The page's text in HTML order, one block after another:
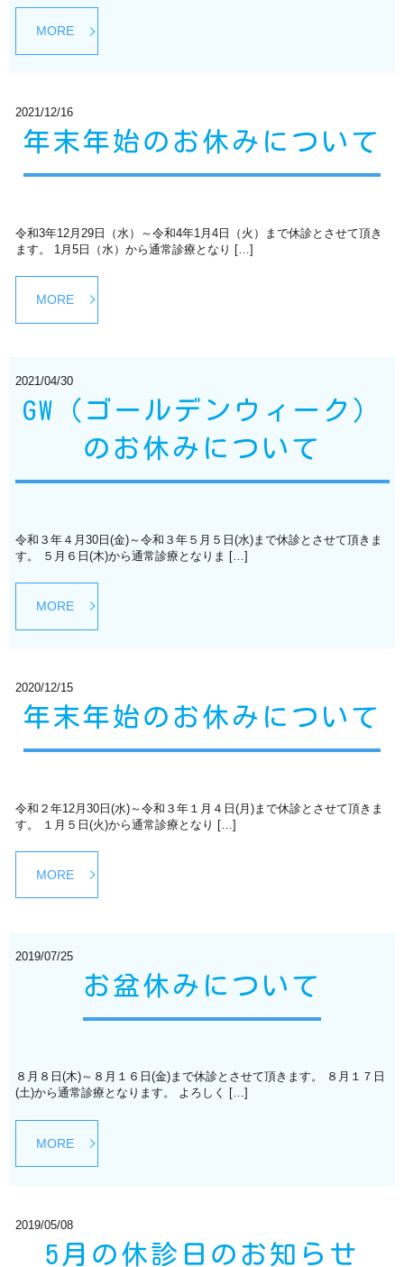
MORE
2021/12/16
年末年始のお休みについて
令和3年12月29日（水）～令和4年1月4日（火）まで休診とさせて頂き
ます。 1月5日（水）から通常診療となり […]
MORE
2021/04/30
GW（ゴールデンウィーク）
のお休みについて
令和３年４月30日(金)～令和３年５月５日(水)まで休診とさせて頂きま
す。 ５月６日(木)から通常診療となりま […]
MORE
2020/12/15
年末年始のお休みについて
令和２年12月30日(水)～令和３年１月４日(月)まで休診とさせて頂きま
す。 １月５日(火)から通常診療となり […]
MORE
2019/07/25
お盆休みについて
８月８日(木)～８月１６日(金)まで休診とさせて頂きます。 ８月１７日
(土)から通常診療となります。 よろしく […]
MORE
2019/05/08
5月の休診日のお知らせ